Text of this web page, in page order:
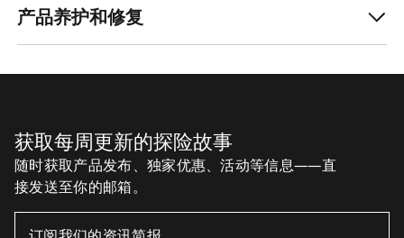
产品养护和修复
获取每周更新的探险故事
随时获取产品发布、独家优惠、活动等信息——直
接发送至你的邮箱。